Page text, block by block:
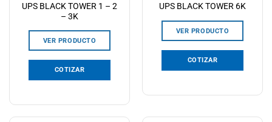
UPS BLACK TOWER 1 – 2
– 3K
VER PRODUCTO
COTIZAR
UPS BLACK TOWER 6K
VER PRODUCTO
COTIZAR